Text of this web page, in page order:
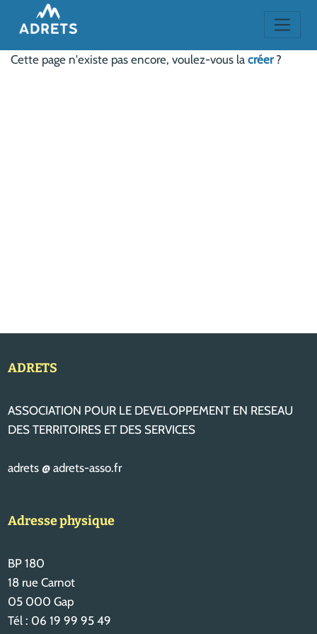
Cette page n'existe pas encore, voulez-vous la créer?
ADRETS
ASSOCIATION POUR LE DEVELOPPEMENT EN RESEAU
DES TERRITOIRES ET DES SERVICES
adrets @ adrets-asso.fr
Adresse physique
BP 180
18 rue Carnot
05 000 Gap
Tél : 06 19 99 95 49